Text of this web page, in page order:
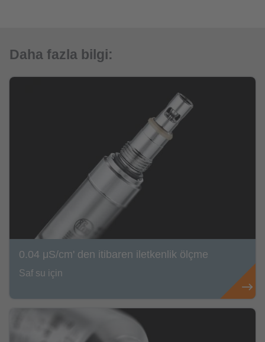
Daha fazla bilgi:
0.04 μS/cm' den itibaren iletkenlik ölçme
Saf su için